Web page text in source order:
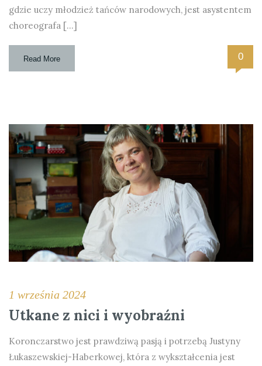
gdzie uczy młodzież tańców narodowych, jest asystentem
choreografa […]
Read More 0
1 września 2024
Utkane z nici i wyobraźni
Koronczarstwo jest prawdziwą pasją i potrzebą Justyny
Łukaszewskiej-Haberkowej, która z wykształcenia jest